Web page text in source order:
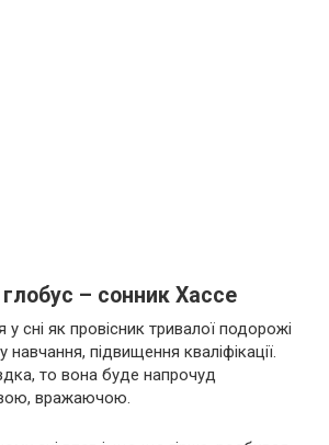
– сонник Хассе
у сні як провісник тривалої подорожі
навчання, підвищення кваліфікації.
то вона буде напрочуд
вражаючою.